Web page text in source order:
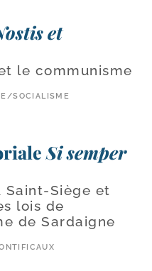
et
le communisme
/SOCIALISME
Si semper
Siège et
lois de
de Sardaigne